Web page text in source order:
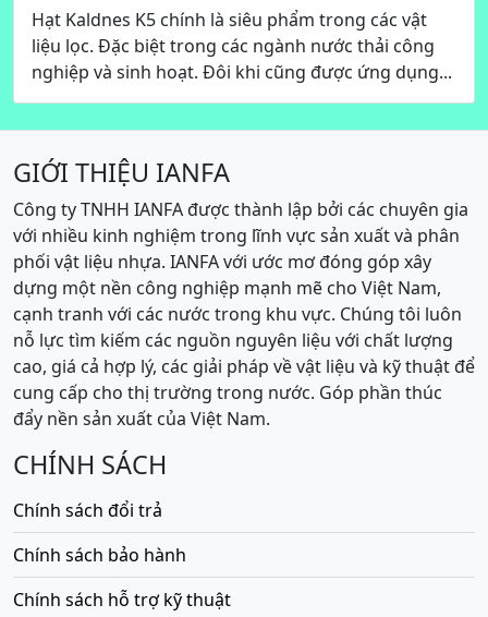
Hạt Kaldnes K5 chính là siêu phẩm trong các vật
liệu lọc. Đặc biệt trong các ngành nước thải công
nghiệp và sinh hoạt. Đôi khi cũng được ứng dụng...
GIỚI THIỆU IANFA
Công ty TNHH IANFA được thành lập bởi các chuyên gia
với nhiều kinh nghiệm trong lĩnh vực sản xuất và phân
phối vật liệu nhựa. IANFA với ước mơ đóng góp xây
dựng một nền công nghiệp mạnh mẽ cho Việt Nam,
cạnh tranh với các nước trong khu vực. Chúng tôi luôn
nỗ lực tìm kiếm các nguồn nguyên liệu với chất lượng
cao, giá cả hợp lý, các giải pháp về vật liệu và kỹ thuật để
cung cấp cho thị trường trong nước. Góp phần thúc
đẩy nền sản xuất của Việt Nam.
CHÍNH SÁCH
Chính sách đổi trả
Chính sách bảo hành
Chính sách hỗ trợ kỹ thuật